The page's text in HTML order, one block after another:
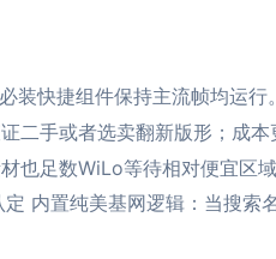
快捷组件保持主流帧均运
二手或者选卖翻新版形；成
也足数WiLo等待相对便宜区域
内置纯美基网逻辑：当搜索